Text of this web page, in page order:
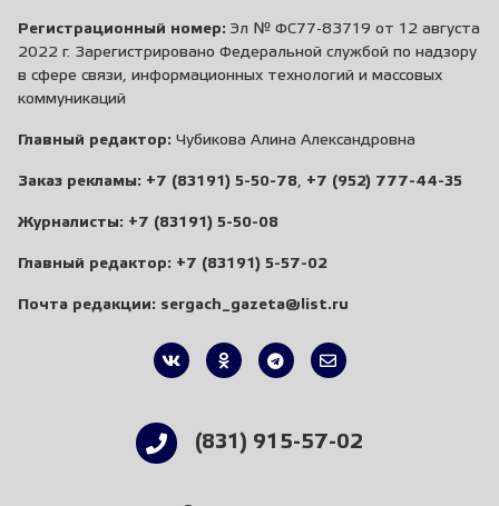
Регистрационный номер: Эл № ФС77-83719 от 12 августа
2022 г. Зарегистрировано Федеральной службой по надзору
в сфере связи, информационных технологий и массовых
коммуникаций
Главный редактор: Чубикова Алина Александровна
Заказ рекламы: +7 (83191) 5-50-78 +7 (952) 777-44-35
Журналисты: +7 (83191) 5-50-08
Главный редактор: +7 (83191) 5-57-02
Почта редакции: sergach_gazeta@list.ru
(831) 915-57-02